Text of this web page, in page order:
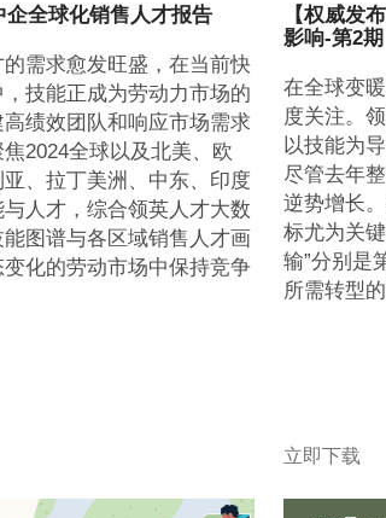
企全球化销售人才报告
需求愈发旺盛，在当前快
技能正成为劳动力市场的
绩效团队和响应市场需求
2024全球以及北美、欧
、拉丁美洲、中东、印度
人才，综合领英人才大数
图谱与各区域销售人才画
化的劳动市场中保持竞争
【权威发
影响-第2期
在全球变
度关注。
以技能为
尽管去年
逆势增长
标尤为关
输”分别是
所需转型
立即下载